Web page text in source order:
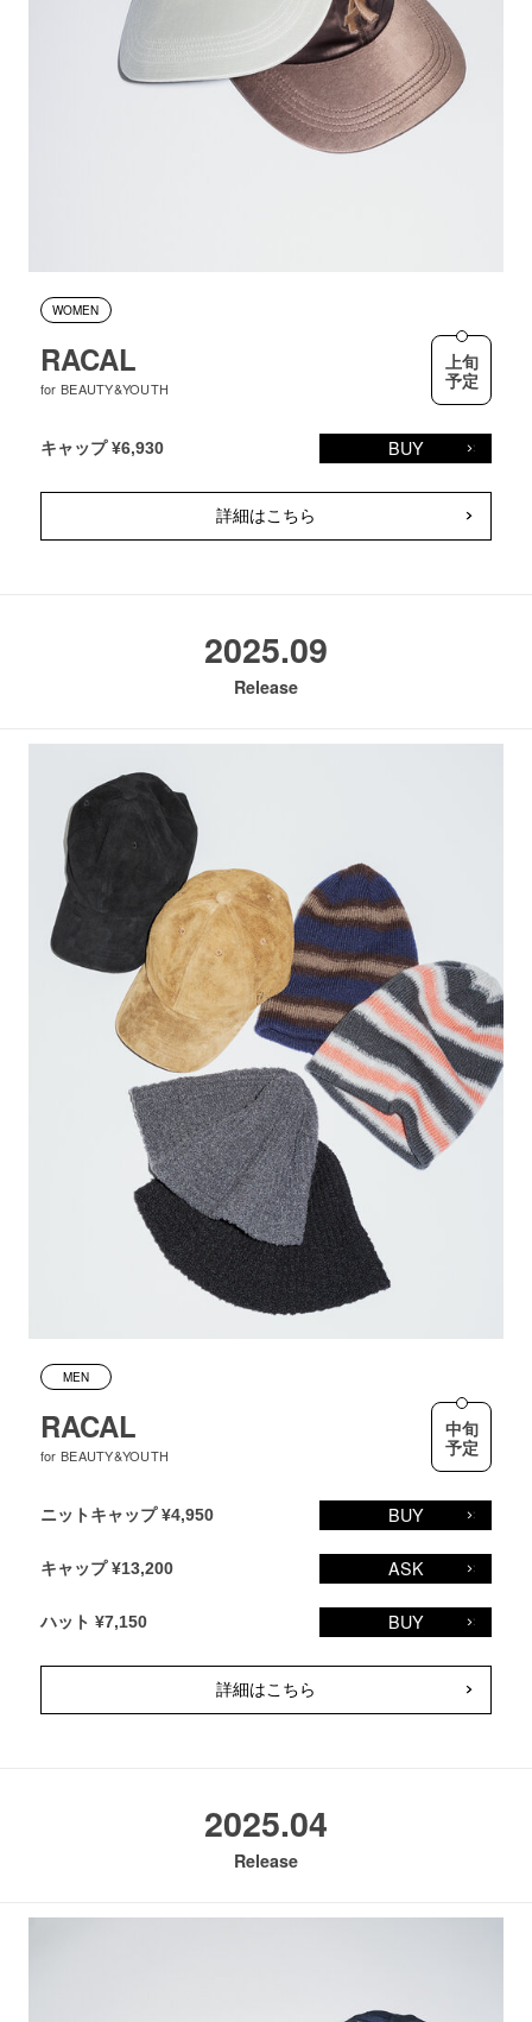
WOMEN
RACAL
for BEAUTY&YOUTH
上旬
予定
キャップ ¥6,930 BUY
詳細はこちら
2025.09
Release
MEN
RACAL
for BEAUTY&YOUTH
中旬
予定
ニットキャップ ¥4,950 BUY
キャップ ¥13,200 ASK
ハット ¥7,150 BUY
詳細はこちら
2025.04
Release